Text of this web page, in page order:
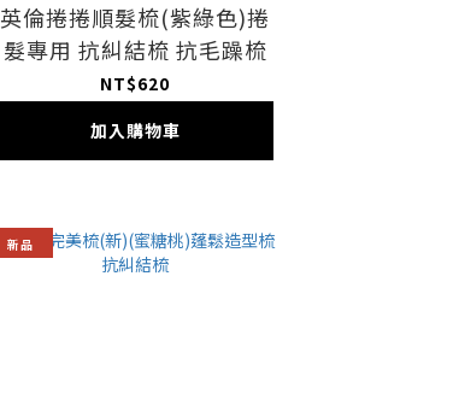
英倫捲捲順髮梳(紫綠色)捲
髮專用 抗糾結梳 抗毛躁梳
NT$620
加入購物車
新品